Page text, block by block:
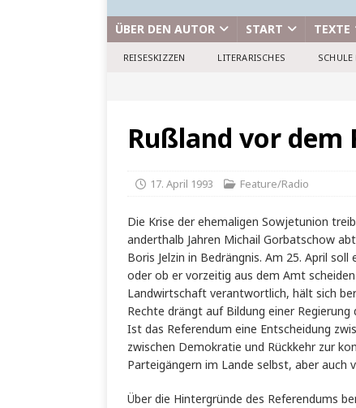
ÜBER DEN AUTOR START TEXTE
REISESKIZZEN LITERARISCHES SCHULE
Rußland vor dem
17. April 1993 Feature/Radio
Die Krise der ehemaligen Sowjetunion
anderthalb Jahren Michail Gorbatschow
Boris Jelzin in Bedrängnis. Am 25. April
oder ob er vorzeitig aus dem Amt
Landwirtschaft verantwortlich, hält sich
Rechte drängt auf Bildung einer Regierung
Ist das Referendum eine Entscheidung
zwischen Demokratie und Rückkehr zur
Parteigängern im Lande selbst, aber
Über die Hintergründe des Referendums